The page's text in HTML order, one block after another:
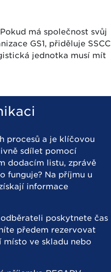
má společnost svůj
GS1, přiděluje SSCC
jednotka musí mít
procesů a je klíčovou
sdílet pomocí
dodacím listu, zprávě
funguje? Na příjmu u
informace
poskytnete čas
předem rezervovat
ve skladu nebo